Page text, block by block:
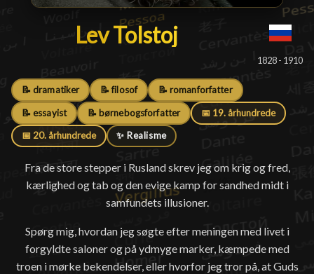
Lev Tolstoj
Lev Tolstoj█
1828 - 1910
📝 dramatiker 📝 filosof 📝 romanforfatter
📝 essayist 📝 børnebogsforfatter 📅 19. århundrede
📅 20. århundrede ✨ Realisme
Fra de store stepper i Rusland skrev jeg om krig og fred,
kærlighed og tab og den evige kamp for sandhed midt i
samfundets illusioner.
Spørg mig, hvordan jeg søgte efter meningen med livet i
forgyldte saloner og på ydmyge marker, kæmpede med
troen i mørke bekendelser, eller hvorfor jeg tror på, at Guds